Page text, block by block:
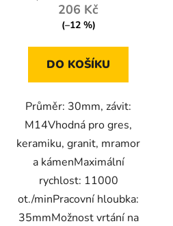
206 Kč
(–12 %)
DO KOŠÍKU
Průměr: 30mm, závit:
M14Vhodná pro gres,
keramiku, granit, mramor
a kámenMaximální
rychlost: 11000
ot./minPracovní hloubka:
35mmMožnost vrtání na